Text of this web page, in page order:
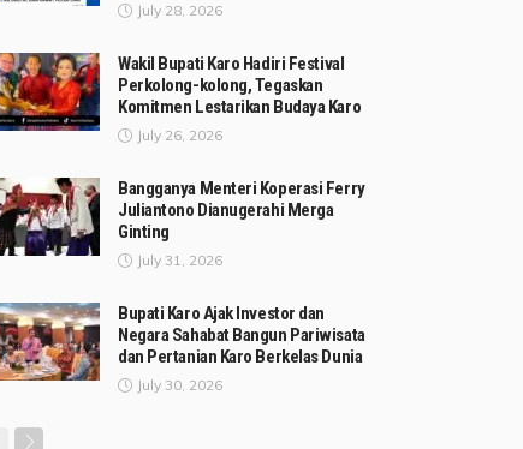
July 28, 2026
Wakil Bupati Karo Hadiri Festival
Perkolong-kolong, Tegaskan
Komitmen Lestarikan Budaya Karo
July 26, 2026
Bangganya Menteri Koperasi Ferry
Juliantono Dianugerahi Merga
Ginting
July 31, 2026
Bupati Karo Ajak Investor dan
Negara Sahabat Bangun Pariwisata
dan Pertanian Karo Berkelas Dunia
July 30, 2026